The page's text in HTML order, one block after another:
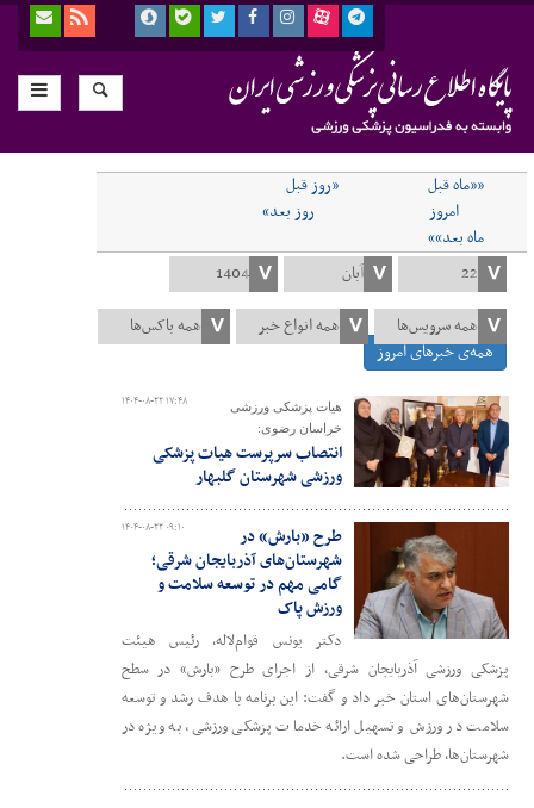
««ماه قبل
«روز قبل
امروز
روز بعد»
ماه بعد»»
همه‌ی خبرهای امروز
۱۴۰۴-۰۸-۲۲ ۱۷:۴۸
هیات پزشکی ورزشی
خراسان رضوی:
انتصاب سرپرست هیات پزشکی
ورزشی شهرستان گلبهار
۱۴۰۴-۰۸-۲۲ ۰۹:۱۰
طرح «بارش» در
شهرستان‌های آذربایجان شرقی؛
گامی مهم در توسعه سلامت و
ورزش پاک
دکتر یونس قوام‌لاله، رئیس هیئت
پزشکی ورزشی آذربایجان شرقی، از اجرای طرح «بارش» در سطح
شهرستان‌های استان خبر داد و گفت: این برنامه با هدف رشد و توسعه
سلامت در ورزش و تسهیل ارائه خدمات پزشکی ورزشی، به ویژه در
شهرستان‌ها، طراحی شده است.